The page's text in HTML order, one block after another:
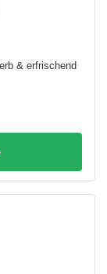
& erfrischend